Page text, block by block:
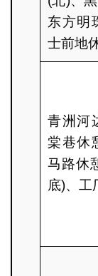
东方明
士前地
青洲河
棠巷休
马路休
底)、工